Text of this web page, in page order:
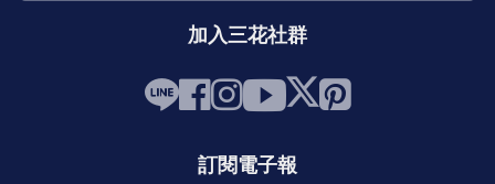
加入三花社群
訂閱電子報